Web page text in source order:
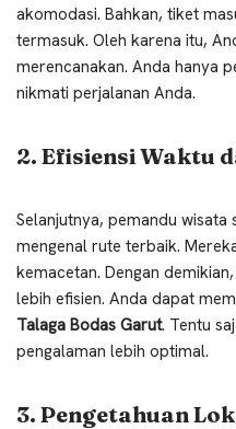
akomodasi. Bahkan, tiket
termasuk. Oleh karena itu,
merencanakan. Anda hanya
nikmati perjalanan Anda.
2. Efisiensi Waktu
Selanjutnya, pemandu wisata
mengenal rute terbaik.
kemacetan. Dengan
lebih efisien. Anda dapat
Talaga Bodas Garut. Tentu
pengalaman lebih optimal.
3. Pengetahuan